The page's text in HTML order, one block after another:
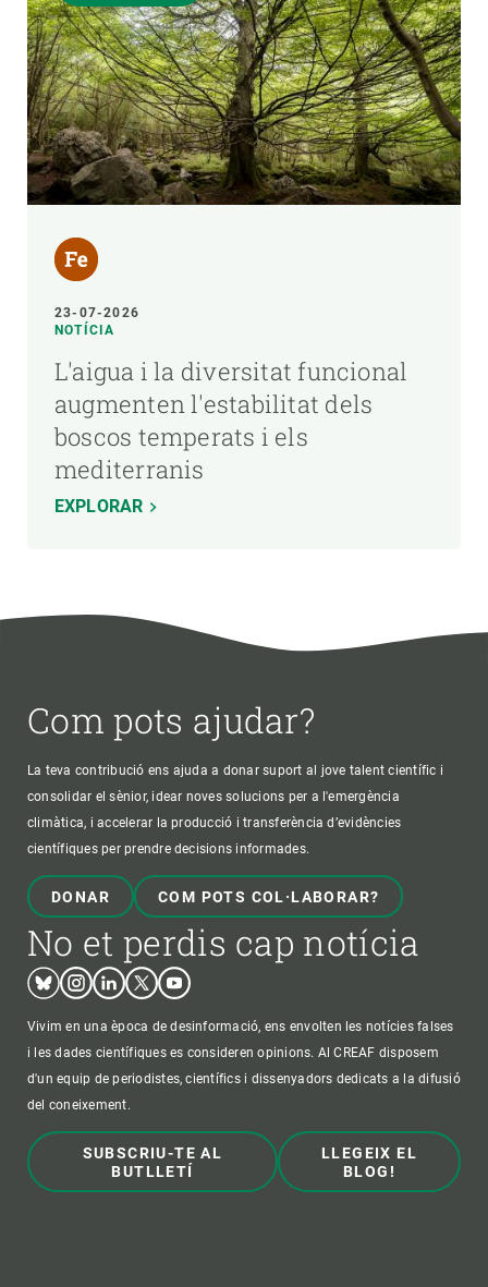
23-07-2026
NOTÍCIA
L'aigua i la diversitat funcional
augmenten l'estabilitat dels
boscos temperats i els
mediterranis
EXPLORAR
Com pots ajudar?
La teva contribució ens ajuda a donar suport al jove talent científic i
consolidar el sènior, idear noves solucions per a l'emergència
climàtica, i accelerar la producció i transferència d’evidències
científiques per prendre decisions informades.
DONAR COM POTS COL·LABORAR?
No et perdis cap notícia
BlueskyInstagram
LinkedinTwitterYoutube
Vivim en una època de desinformació, ens envolten les notícies falses
i les dades científiques es consideren opinions. Al CREAF disposem
d'un equip de periodistes, científics i dissenyadors dedicats a la difusió
del coneixement.
SUBSCRIU-TE AL
BUTLLETÍ
LLEGEIX EL
BLOG!